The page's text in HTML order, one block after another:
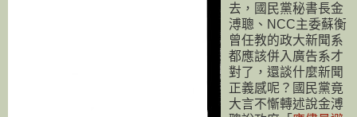
去，國民黨秘書長金
溥聰、NCC主委蘇衡
曾任教的政大新聞系
都應該併入廣告系才
對了，還談什麼新聞
正義感呢？國民黨竟
大言不慚轉述說金溥